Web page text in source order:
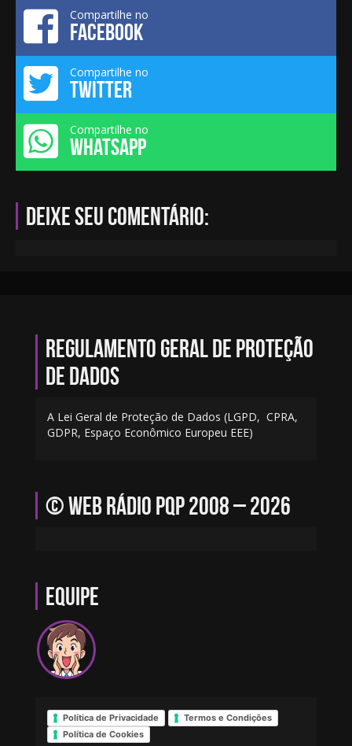
Compartilhe no
FACEBOOK
Compartilhe no
TWITTER
Compartilhe no
WHATSAPP
Deixe seu comentário:
Regulamento geral de proteção
de dados
A Lei Geral de Proteção de Dados (LGPD, CPRA,
GDPR, Espaço Econômico Europeu EEE)
© Web Rádio PQP 2008 – 2026
Equipe
Política de Privacidade
Termos e Condições
Política de Cookies